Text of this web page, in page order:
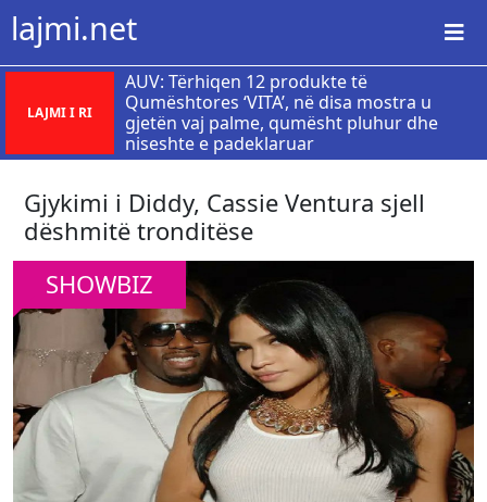
lajmi.net
LAJMI I RI
AUV: Tërhiqen 12 produkte të
Qumështores ‘VITA’, në disa mostra u
gjetën vaj palme, qumësht pluhur dhe
niseshte e padeklaruar
​Gjykimi i Diddy, Cassie Ventura sjell
dëshmitë tronditëse
SHOWBIZ